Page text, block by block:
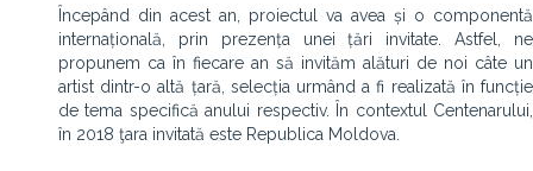
Începând din acest an, proiectul va avea și o componentă
internațională, prin prezența unei țări invitate. Astfel, ne
propunem ca în fiecare an să invităm alături de noi câte un
artist dintr-o altă țară, selecția urmând a fi realizată în funcție
de tema specifică anului respectiv. În contextul Centenarului,
în 2018 ţara invitată este Republica Moldova.